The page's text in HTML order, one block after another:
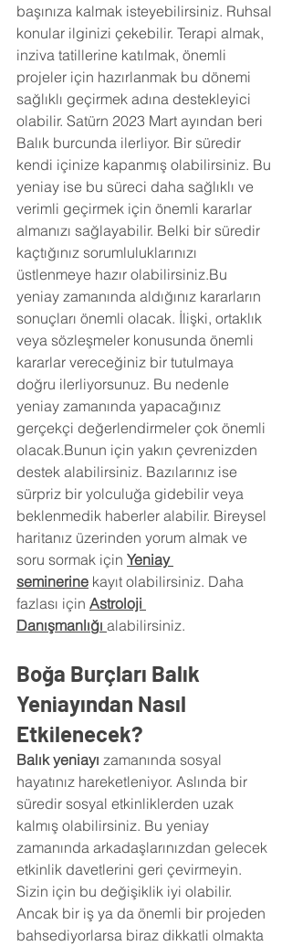
başınıza kalmak isteyebilirsiniz. Ruhsal
konular ilginizi çekebilir. Terapi almak,
inziva tatillerine katılmak, önemli
projeler için hazırlanmak bu dönemi
sağlıklı geçirmek adına destekleyici
olabilir. Satürn 2023 Mart ayından beri
Balık burcunda ilerliyor. Bir süredir
kendi içinize kapanmış olabilirsiniz. Bu
yeniay ise bu süreci daha sağlıklı ve
verimli geçirmek için önemli kararlar
almanızı sağlayabilir. Belki bir süredir
kaçtığınız sorumluluklarınızı
üstlenmeye hazır olabilirsiniz.Bu
yeniay zamanında aldığınız kararların
sonuçları önemli olacak. İlişki, ortaklık
veya sözleşmeler konusunda önemli
kararlar vereceğiniz bir tutulmaya
doğru ilerliyorsunuz. Bu nedenle
yeniay zamanında yapacağınız
gerçekçi değerlendirmeler çok önemli
olacak.Bunun için yakın çevrenizden
destek alabilirsiniz. Bazılarınız ise
sürpriz bir yolculuğa gidebilir veya
beklenmedik haberler alabilir. Bireysel
haritanız üzerinden yorum almak ve
soru sormak için Yeniay
seminerine kayıt olabilirsiniz. Daha
fazlası için Astroloji
Danışmanlığı alabilirsiniz.
Boğa Burçları Balık
Yeniayından Nasıl
Etkilenecek?
Balık yeniayı zamanında sosyal
hayatınız hareketleniyor. Aslında bir
süredir sosyal etkinliklerden uzak
kalmış olabilirsiniz. Bu yeniay
zamanında arkadaşlarınızdan gelecek
etkinlik davetlerini geri çevirmeyin.
Sizin için bu değişiklik iyi olabilir.
Ancak bir iş ya da önemli bir projeden
bahsediyorlarsa biraz dikkatli olmakta